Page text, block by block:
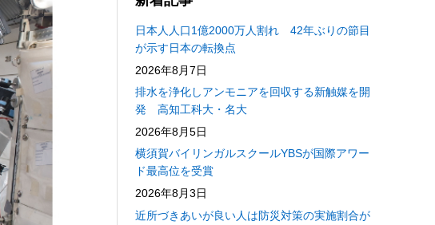
日本人人口1億2000万人割れ 42年ぶりの節目
が示す日本の転換点
2026年8月7日
排水を浄化しアンモニアを回収する新触媒を開
発 高知工科大・名大
2026年8月5日
横須賀バイリンガルスクールYBSが国際アワー
ド最高位を受賞
2026年8月3日
近所づきあいが良い人は防災対策の実施割合が